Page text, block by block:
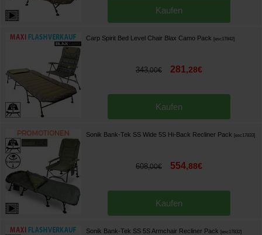
Kaufen
Carp Spirit Bed Level Chair Blax Camo Pack [esc17842]
343,00€ 281,28€
Kaufen
Sonik Bank-Tek SS Wide 5S Hi-Back Recliner Pack [esc17833]
608,00€ 554,88€
Kaufen
Sonik Bank-Tek SS 5S Armchair Recliner Pack [esc17832]